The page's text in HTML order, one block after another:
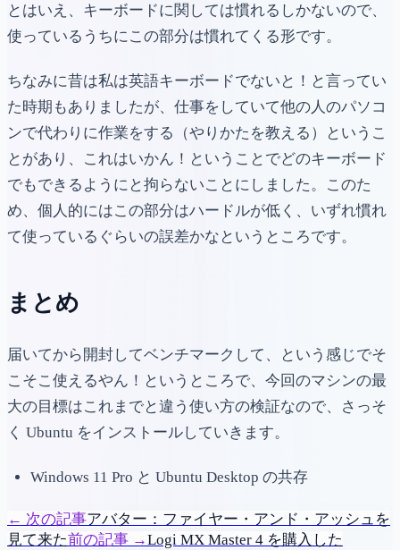
とはいえ、キーボードに関しては慣れるしかないので、
使っているうちにこの部分は慣れてくる形です。
ちなみに昔は私は英語キーボードでないと！と言ってい
た時期もありましたが、仕事をしていて他の人のパソコ
ンで代わりに作業をする（やりかたを教える）というこ
とがあり、これはいかん！ということでどのキーボード
でもできるようにと拘らないことにしました。このた
め、個人的にはこの部分はハードルが低く、いずれ慣れ
て使っているぐらいの誤差かなというところです。
まとめ
届いてから開封してベンチマークして、という感じでそ
こそこ使えるやん！というところで、今回のマシンの最
大の目標はこれまでと違う使い方の検証なので、さっそ
く Ubuntu をインストールしていきます。
Windows 11 Pro と Ubuntu Desktop の共存
← 次の記事アバター：ファイヤー・アンド・アッシュを
見て来た前の記事 →Logi MX Master 4 を購入した